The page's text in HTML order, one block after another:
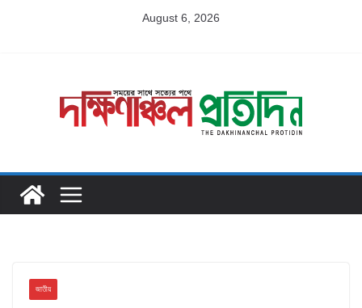
August 6, 2026
জাতীয়